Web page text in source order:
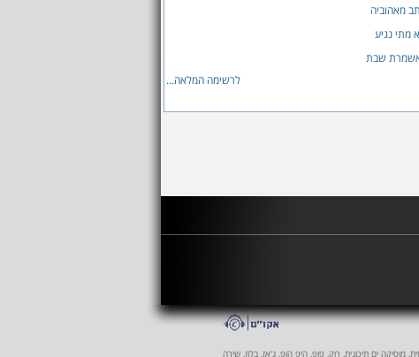
מאהוביה
מתי נגיע
שבת
לרשימה המלאה...
מוסיקה ים תיכונית, רוק, פופ, היפ הופ, ג'אז, בלוז, שירה